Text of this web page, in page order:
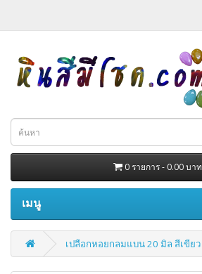
0 รายการ - 0.00 บาท
เมนู
เปลือกหอยกลมแบน 20 มิล สีเขียว